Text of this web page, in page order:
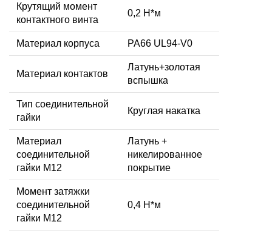
Крутящий момент
контактного винта
0,2 Н*м
Материал корпуса PA66 UL94-V0
Материал контактов
Латунь+золотая
вспышка
Тип соединительной
гайки
Круглая накатка
Материал
соединительной
гайки M12
Латунь +
никелированное
покрытие
Момент затяжки
соединительной
гайки M12
0,4 Н*м